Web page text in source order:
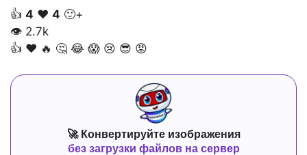
👍 4 ❤️ 4 🙂+
👁 2.7k
👍 ❤️ 🔥 🤔 😂 😱 😢 😎 😡
🚀 Конвертируйте изображения
без загрузки файлов на сервер